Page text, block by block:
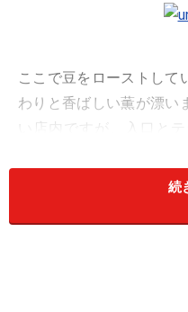
ここで豆をローストして
わりと香ばしい薫が漂い
い店内ですが、入口と
されていて、動作が美し
続